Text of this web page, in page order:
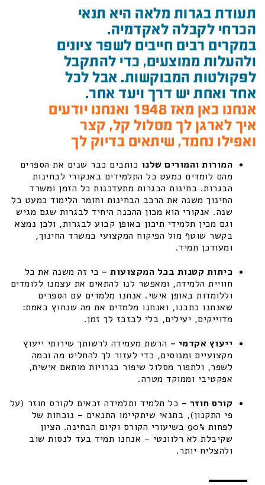
תעודת בגרות מלאה היא תנאי
הכרחי לקבלה לאקדמיה.
במקרים רבים חייבים לשפר ציונים
ולהעלות ממוצעים, כדי להתקבל
לפקולטות המבוקשות. אבל לכל
אחד ואחת יש דרך ויעד אחר.
אנחנו כאן מאז 1948 ואנחנו יודעים
איך לארגן לך מסלול קל, קצר
ואפילו נחמד, שיתאים בדיוק לך
המורות והמורים שלנו כותבים כבר שנים את הספרים
מהם לומדים כמעט כל התלמידים באנקורי לבחינות
הבגרות. בחינות הבגרות מתעדכנות כל הזמן ומשרד
החינוך משנה את הרכב הבחינות וחומר הלימוד כמעט כל
שנה. אנקורי הוא מכון ההכנה היחיד לבגרות שגם מגיש
וגם מכין תלמידי תיכון באופן קבוע לבגרות, ולכן נמצא
בקשר שוטף מול הפיקוח המקצועי במשרד החינוך,
ומעודכן תמיד.
כיתות קטנות בכל המקצועות – כי זה משנה את כל
חוויית הלמידה, ומאפשר לנו להתאים את עצמנו ללומדים
וללומדות באופן אישי. אנחנו מלמדים עם הספרים
שאנחנו כתבנו, ואנחנו מלמדים את מה שנחוץ באמת:
מדוייקים, יעילים, בלי לבזבז לך זמן.
ייעוץ אקדמי – הרשת מעמידה לרשותך שירותי ייעוץ
מקצועיים ומנוסים, כדי לעזור לך להחליט מה וכמה
לשפר, ולתפור מסלול שיפור בגרויות מותאם אישית,
אפקטיבי וממוקד מטרה.
קורס חוזר – כל תלמיד ותלמידה זכאים לקורס חוזר (על
פי התקנון), בתנאי שיתקיימו התנאים – נוכחות של
לפחות 90% בשיעורי הקורס וקיום הבחינה. הציון
שקיבלת לא רלוונטי – אנחנו תמיד בעד לנסות שוב
ולהצליח יותר.